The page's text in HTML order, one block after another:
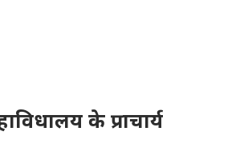
के प्राचार्य